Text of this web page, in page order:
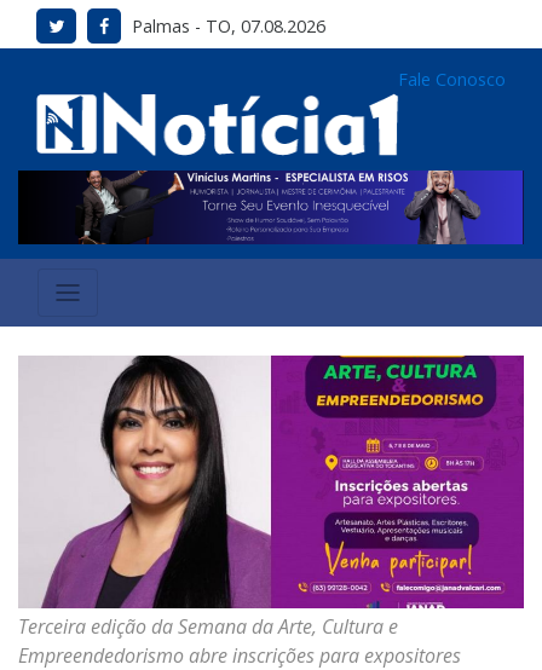
Palmas - TO, 07.08.2026
Fale Conosco
Terceira edição da Semana da Arte, Cultura e
Empreendedorismo abre inscrições para expositores